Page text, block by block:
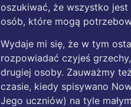
oszukiwać, że wszystko
osób, które mogą
Wydaje mi się, że w tym
rozpowiadać czyjeś
drugiej osoby. Zauważmy
czasie, kiedy spisywano
Jego uczniów) na tyle